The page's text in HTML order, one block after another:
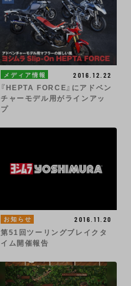
メディア情報
2016.12.22
『HEPTA FORCE』にアドベン
チャーモデル用がラインアッ
プ
お知らせ
2016.11.20
第51回ツーリングブレイクタ
イム開催報告